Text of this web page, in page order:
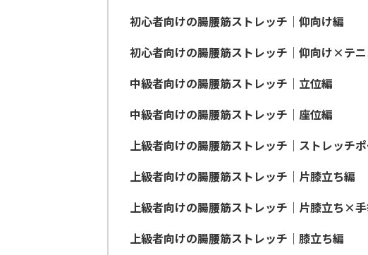
初心者向けの腸腰筋ストレッチ｜仰向け編
初心者向けの腸腰筋ストレッチ｜仰向け×テ
中級者向けの腸腰筋ストレッチ｜立位編
中級者向けの腸腰筋ストレッチ｜座位編
上級者向けの腸腰筋ストレッチ｜ストレッチ
上級者向けの腸腰筋ストレッチ｜片膝立ち編
上級者向けの腸腰筋ストレッチ｜片膝立ち×
上級者向けの腸腰筋ストレッチ｜膝立ち編